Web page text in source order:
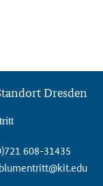
Dresden
608-31435